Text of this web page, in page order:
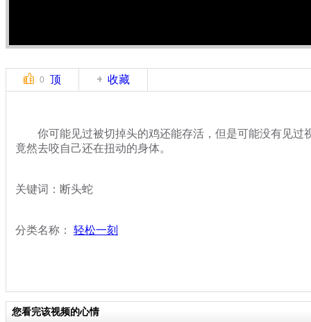
0 顶 收藏
你可能见过被切掉头的鸡还能存活，但是可能没有见过
竟然去咬自己还在扭动的身体。
关键词：断头蛇
分类名称： 轻松一刻
您看完该视频的心情